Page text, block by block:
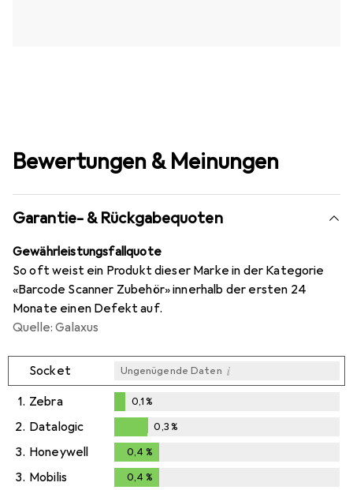
Bewertungen & Meinungen
Garantie- & Rückgabequoten
Gewährleistungsfallquote
So oft weist ein Produkt dieser Marke in der Kategorie
«Barcode Scanner Zubehör» innerhalb der ersten 24
Monate einen Defekt auf.
Quelle: Galaxus
Socket Ungenügende Daten i
1. Zebra
%
0,1%
2. Datalogic
0,3%
0,3%
3. Honeywell 0,4 %
3. Mobilis 0,4 %